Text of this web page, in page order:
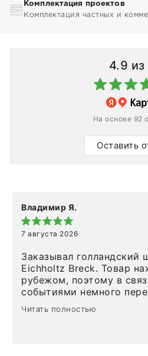
Комплектация проектов
Комплектация частных и
4.9 из
На основе 92
Оставить
Владимир Я.
7 августа 2026
Заказывал голландский
Eichholtz Breck. Товар
рубежом, поэтому в
событиями немного
Но homeadore привезли
определенное в
Читать полностью